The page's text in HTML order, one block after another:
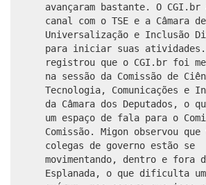
avançaram bastante. O CGI.br
canal com o TSE e a Câmara de
Universalização e Inclusão
para iniciar suas
registrou que o CGI.br foi
na sessão da Comissão de
Tecnologia, Comunicações e
da Câmara dos Deputados, o
um espaço de fala para o
Comissão. Migon observou
colegas de governo estão se
movimentando, dentro e fora
Esplanada, o que dificulta